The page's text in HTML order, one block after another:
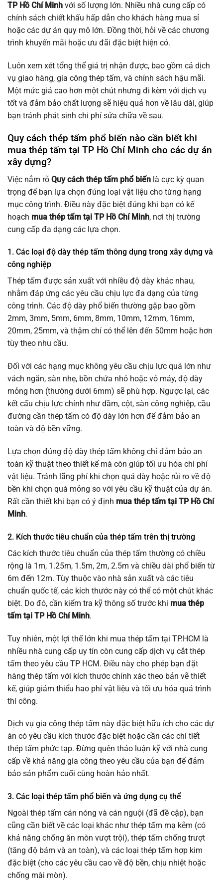
TP Hồ Chí Minh với số lượng lớn. Nhiều nhà cung cấp có
chính sách chiết khấu hấp dẫn cho khách hàng mua sỉ
hoặc các dự án quy mô lớn. Đồng thời, hỏi về các chương
trình khuyến mãi hoặc ưu đãi đặc biệt hiện có.
Luôn xem xét tổng thể giá trị nhận được, bao gồm cả dịch
vụ giao hàng, gia công thép tấm, và chính sách hậu mãi.
Một mức giá cao hơn một chút nhưng đi kèm với dịch vụ
tốt và đảm bảo chất lượng sẽ hiệu quả hơn về lâu dài, giúp
bạn tránh phát sinh chi phí sửa chữa về sau.
Quy cách thép tấm phổ biến nào cần biết khi
mua thép tấm tại TP Hồ Chí Minh cho các dự án
xây dựng?
Việc nắm rõ Quy cách thép tấm phổ biến là cực kỳ quan
trọng để bạn lựa chọn đúng loại vật liệu cho từng hạng
mục công trình. Điều này đặc biệt đúng khi bạn có kế
hoạch mua thép tấm tại TP Hồ Chí Minh, nơi thị trường
cung cấp đa dạng các lựa chọn.
1. Các loại độ dày thép tấm thông dụng trong xây dựng và
công nghiệp
Thép tấm được sản xuất với nhiều độ dày khác nhau,
nhằm đáp ứng các yêu cầu chịu lực đa dạng của từng
công trình. Các độ dày phổ biến thường gặp bao gồm
2mm, 3mm, 5mm, 6mm, 8mm, 10mm, 12mm, 16mm,
20mm, 25mm, và thậm chí có thể lên đến 50mm hoặc hơn
tùy theo nhu cầu.
Đối với các hạng mục không yêu cầu chịu lực quá lớn như
vách ngăn, sàn nhẹ, bồn chứa nhỏ hoặc vỏ máy, độ dày
mỏng hơn (thường dưới 6mm) sẽ phù hợp. Ngược lại, các
kết cấu chịu lực chính như dầm, cột, sàn công nghiệp, cầu
đường cần thép tấm có độ dày lớn hơn để đảm bảo an
toàn và độ bền vững.
Lựa chọn đúng độ dày thép tấm không chỉ đảm bảo an
toàn kỹ thuật theo thiết kế mà còn giúp tối ưu hóa chi phí
vật liệu. Tránh lãng phí khi chọn quá dày hoặc rủi ro về độ
bền khi chọn quá mỏng so với yêu cầu kỹ thuật của dự án.
Rất cần thiết khi bạn có ý định mua thép tấm tại TP Hồ Chí
Minh.
2. Kích thước tiêu chuẩn của thép tấm trên thị trường
Các kích thước tiêu chuẩn của thép tấm thường có chiều
rộng là 1m, 1.25m, 1.5m, 2m, 2.5m và chiều dài phổ biến từ
6m đến 12m. Tùy thuộc vào nhà sản xuất và các tiêu
chuẩn quốc tế, các kích thước này có thể có một chút khác
biệt. Do đó, cần kiểm tra kỹ thông số trước khi mua thép
tấm tại TP Hồ Chí Minh.
Tuy nhiên, một lợi thế lớn khi mua thép tấm tại TP.HCM là
nhiều nhà cung cấp uy tín còn cung cấp dịch vụ cắt thép
tấm theo yêu cầu TP HCM. Điều này cho phép bạn đặt
hàng thép tấm với kích thước chính xác theo bản vẽ thiết
kế, giúp giảm thiểu hao phí vật liệu và tối ưu hóa quá trình
thi công.
Dịch vụ gia công thép tấm này đặc biệt hữu ích cho các dự
án có yêu cầu kích thước đặc biệt hoặc cần các chi tiết
thép tấm phức tạp. Đừng quên thảo luận kỹ với nhà cung
cấp về khả năng gia công theo yêu cầu của bạn để đảm
bảo sản phẩm cuối cùng hoàn hảo nhất.
3. Các loại thép tấm phổ biến và ứng dụng cụ thể
Ngoài thép tấm cán nóng và cán nguội (đã đề cập), bạn
cũng cần biết về các loại khác như thép tấm mạ kẽm (có
khả năng chống ăn mòn vượt trội), thép tấm chống trượt
(tăng độ bám và an toàn), và các loại thép tấm hợp kim
đặc biệt (cho các yêu cầu cao về độ bền, chịu nhiệt hoặc
chống mài mòn).